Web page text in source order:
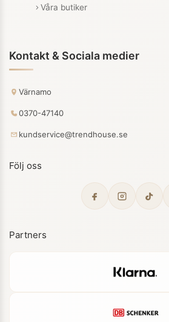
Våra butiker
Kontakt & Sociala medier
Värnamo
0370-47140
kundservice@trendhouse.se
Följ oss
Partners